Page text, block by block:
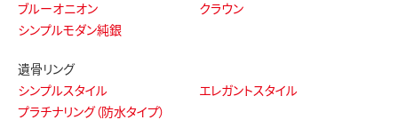
ブルーオニオン
クラウン
シンプルモダン純銀
遺骨リング
シンプルスタイル
エレガントスタイル
プラチナリング（防水タイプ）